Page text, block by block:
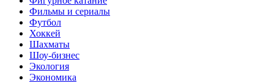
Фильмы и сериалы
Футбол
Хоккей
Шахматы
Шоу-бизнес
Экология
Экономика